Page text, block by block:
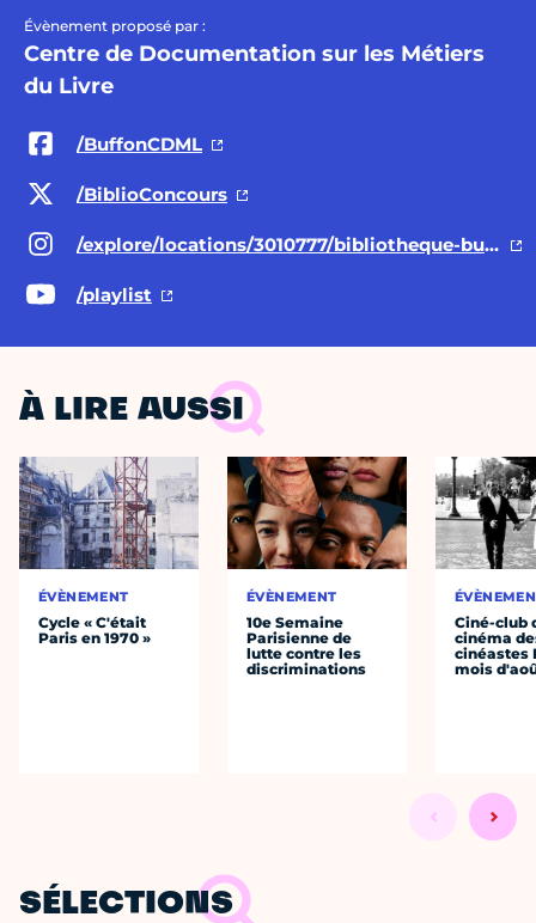
Évènement proposé par :
Centre de Documentation sur les Métiers
du Livre
/BuffonCDML
/BiblioConcours
/explore/locations/3010777/bibliotheque-buffon/
/playlist
À LIRE AUSSI
ÉVÈNEMENT
Cycle « C'était
Paris en 1970 »
ÉVÈNEMENT
10e Semaine
Parisienne de
lutte contre les
discriminations
Ciné-club
cinéma
cinéastes
mois
SÉLECTIONS